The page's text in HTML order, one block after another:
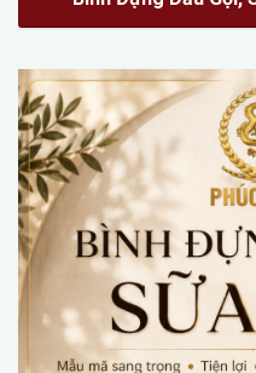
Bình Đựng Dầu Gội,